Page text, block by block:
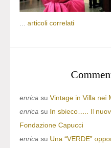
articoli correlati
enrica su Vintage in Villa nei
enrica su In sbieco….. Il
Fondazione Capucci
enrica su Una “VERDE”